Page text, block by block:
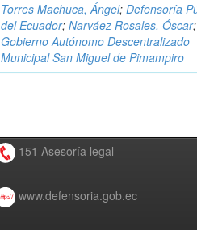
Torres Machuca, Ángel;Defensoría
del Ecuador;Narváez Rosales, Óscar;
Gobierno Autónomo Descentralizado
Municipal San Miguel de Pimampiro
151 Asesoría legal
www.defensoria.gob.ec